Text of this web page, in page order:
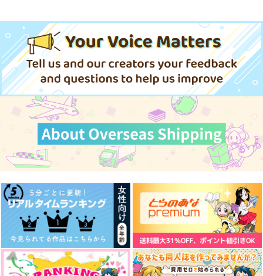
Around the world in
Heart farm
200円 （税込）
スモーカー×ロー
サンプル
作品詳細
鳩舎2号～鳥人バース
～
円（税込）
サンプル
作品詳細
転校生はエイリアン
toitoitoi
1,887 （税込）
ミスラ
サンプル
作品詳細
OG−ジ・インスペク
ター
−Record of ATX BAD
BEAT BUNKER Vol.
11
KADOKAWA
836円（税込）
サンプル
作品詳細